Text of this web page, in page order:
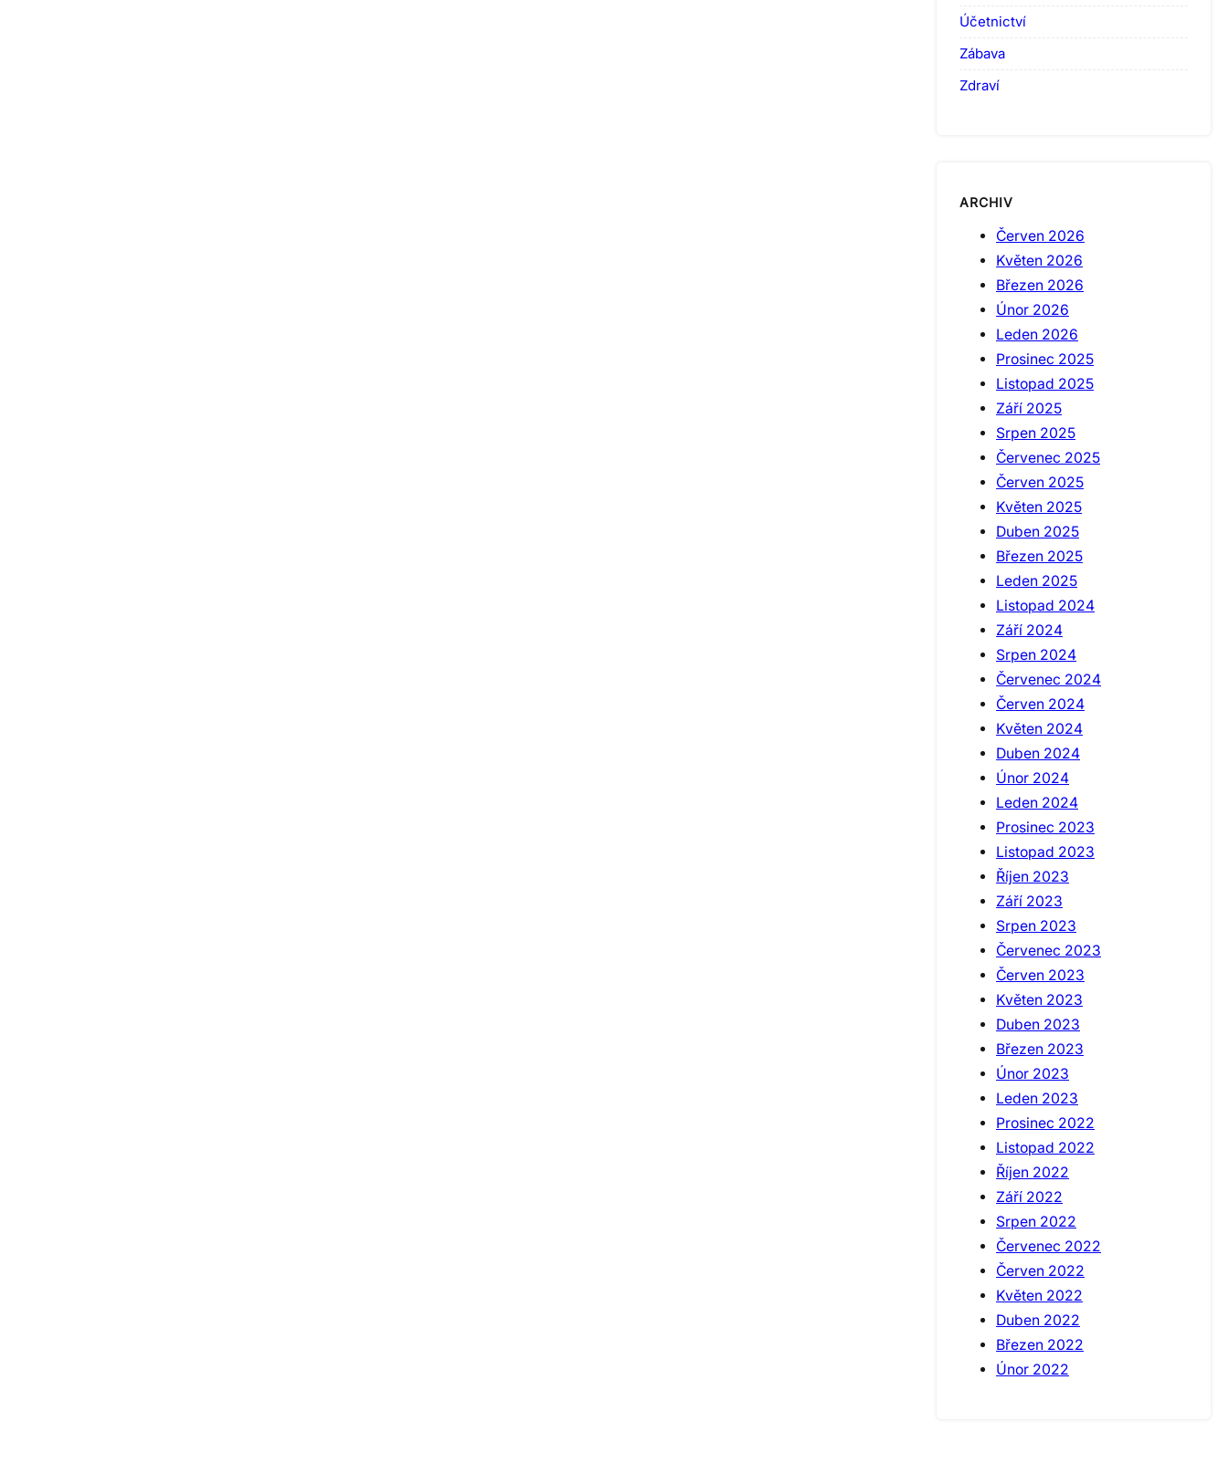
Účetnictví
Zábava
Zdraví
ARCHIV
Červen 2026
Květen 2026
Březen 2026
Únor 2026
Leden 2026
Prosinec 2025
Listopad 2025
Září 2025
Srpen 2025
Červenec 2025
Červen 2025
Květen 2025
Duben 2025
Březen 2025
Leden 2025
Listopad 2024
Září 2024
Srpen 2024
Červenec 2024
Červen 2024
Květen 2024
Duben 2024
Únor 2024
Leden 2024
Prosinec 2023
Listopad 2023
Říjen 2023
Září 2023
Srpen 2023
Červenec 2023
Červen 2023
Květen 2023
Duben 2023
Březen 2023
Únor 2023
Leden 2023
Prosinec 2022
Listopad 2022
Říjen 2022
Září 2022
Srpen 2022
Červenec 2022
Červen 2022
Květen 2022
Duben 2022
Březen 2022
Únor 2022